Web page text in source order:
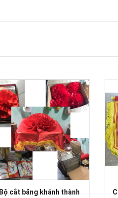
Bộ cắt băng khánh thành